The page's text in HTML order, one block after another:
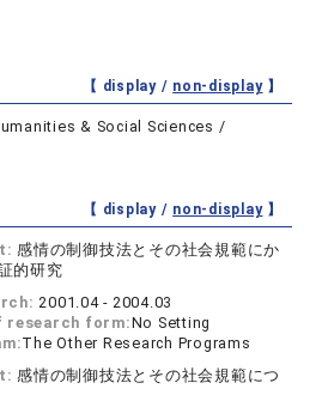
【 display / non-display】
& Social Sciences /
【 display / non-display】
感情の制御技法とその社会規範にか
的研究
2001.04 - 2004.03
research form:No Setting
The Other Research Programs
感情の制御技法とその社会規範につ